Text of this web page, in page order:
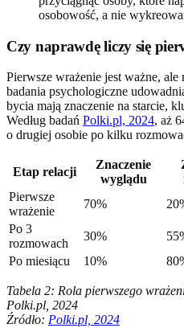
osobowość, a nie
Czy naprawdę liczy się
Pierwsze wrażenie jest ważne,
badania psychologiczne
bycia mają znaczenie na starcie,
Według badań Polki.pl, 2024, aż
o drugiej osobie po kilku
Etap relacji
Znaczenie
wyglądu
Pierwsze
wrażenie
70%
Po 3
rozmowach
30%
Po miesiącu
10%
Tabela 2: Rola pierwszego
Polki.pl, 2024
Źródło: Polki.pl, 2024